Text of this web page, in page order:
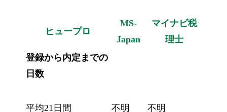
ヒュープロ
MS-
Japan
マイナビ税
理士
登録から内定までの
日数
平均21日間 不明 不明